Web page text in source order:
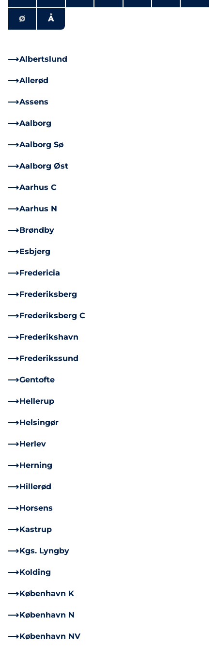
Ø Å
Albertslund
Allerød
Assens
Aalborg
Aalborg Sø
Aalborg Øst
Aarhus C
Aarhus N
Brøndby
Esbjerg
Fredericia
Frederiksberg
Frederiksberg C
Frederikshavn
Frederikssund
Gentofte
Hellerup
Helsingør
Herlev
Herning
Hillerød
Horsens
Kastrup
Kgs. Lyngby
Kolding
København K
København N
København NV